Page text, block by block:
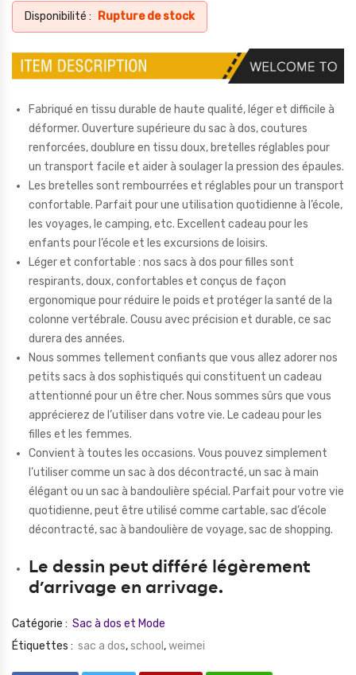
Disponibilité : Rupture de stock
Fabriqué en tissu durable de haute qualité, léger et difficile à
déformer. Ouverture supérieure du sac à dos, coutures
renforcées, doublure en tissu doux, bretelles réglables pour
un transport facile et aider à soulager la pression des épaules.
Les bretelles sont rembourrées et réglables pour un transport
confortable. Parfait pour une utilisation quotidienne à l’école,
les voyages, le camping, etc. Excellent cadeau pour les
enfants pour l’école et les excursions de loisirs.
Léger et confortable : nos sacs à dos pour filles sont
respirants, doux, confortables et conçus de façon
ergonomique pour réduire le poids et protéger la santé de la
colonne vertébrale. Cousu avec précision et durable, ce sac
durera des années.
Nous sommes tellement confiants que vous allez adorer nos
petits sacs à dos sophistiqués qui constituent un cadeau
attentionné pour un être cher. Nous sommes sûrs que vous
apprécierez de l’utiliser dans votre vie. Le cadeau pour les
filles et les femmes.
Convient à toutes les occasions. Vous pouvez simplement
l’utiliser comme un sac à dos décontracté, un sac à main
élégant ou un sac à bandoulière spécial. Parfait pour votre vie
quotidienne, peut être utilisé comme cartable, sac d’école
décontracté, sac à bandoulière de voyage, sac de shopping.
Le dessin peut différé légèrement
d’arrivage en arrivage.
Catégorie : Sac à dos et Mode
Étiquettes : sac a dos,school ,weimei